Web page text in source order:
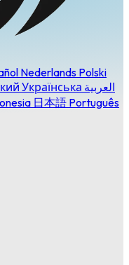
Nederlands Polski
Українська العربية
日本語 Português